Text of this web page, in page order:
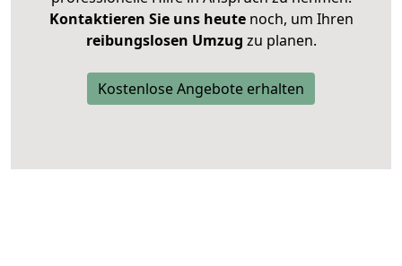
Kontaktieren Sie uns heutenoch, um Ihren
reibungslosen Umzug zu planen.
Kostenlose Angebote erhalten